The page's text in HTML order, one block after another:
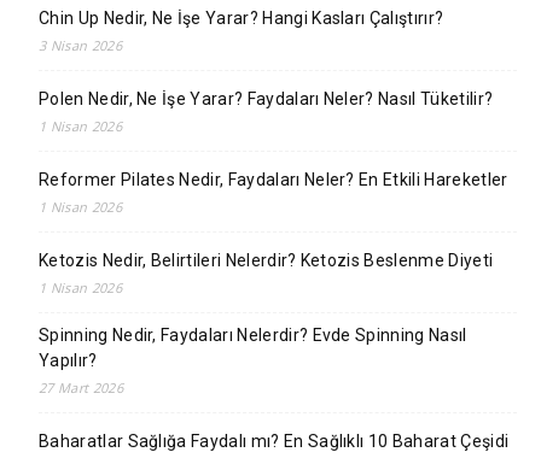
Chin Up Nedir, Ne İşe Yarar? Hangi Kasları Çalıştırır?
3 Nisan 2026
Polen Nedir, Ne İşe Yarar? Faydaları Neler? Nasıl Tüketilir?
1 Nisan 2026
Reformer Pilates Nedir, Faydaları Neler? En Etkili Hareketler
1 Nisan 2026
Ketozis Nedir, Belirtileri Nelerdir? Ketozis Beslenme Diyeti
1 Nisan 2026
Spinning Nedir, Faydaları Nelerdir? Evde Spinning Nasıl
Yapılır?
27 Mart 2026
Baharatlar Sağlığa Faydalı mı? En Sağlıklı 10 Baharat Çeşidi